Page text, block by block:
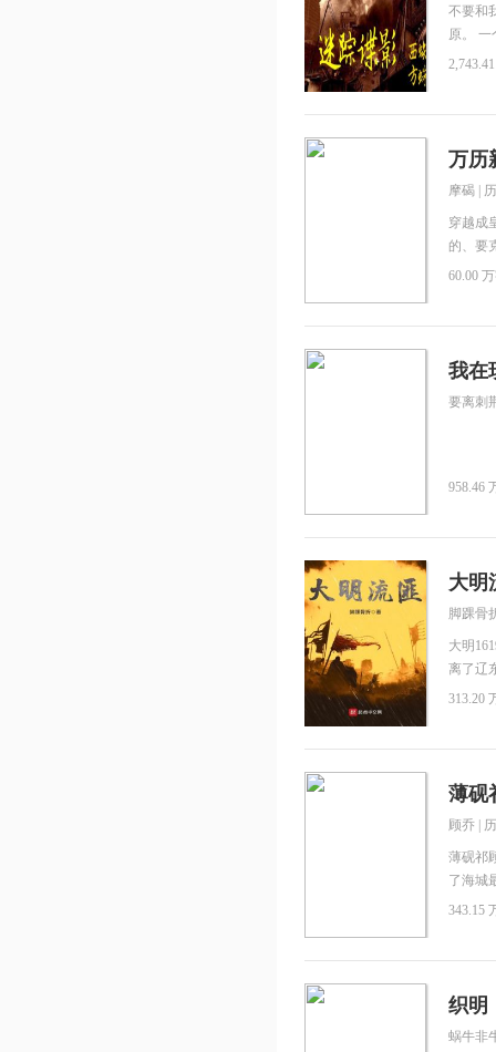
不要和
原。 一
京，成
万历
摩碣
穿越成
的、要
上重新
60.00
我在
要离刺
958.46
大明
脚踝骨
大明
离了辽
成为了
313.20
薄砚
顾乔
薄砚祁
了海城
的女儿
吧！？
顾乔
读体验
343.15
织明
蜗牛非